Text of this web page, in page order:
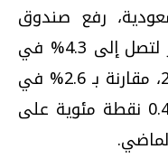
رفع صندوق
النقد توقعات النمو بشكل كبير لتصل إلى 4.3% في
عام 2025 و4.5% في عام 2026، مقارنة بـ 2.6% في
عام 2024، بزيادة قدرها 0.5 و0.4 نقطة مئوية على